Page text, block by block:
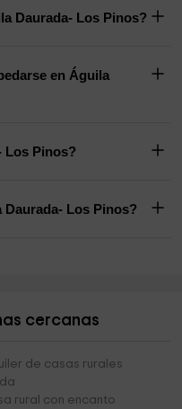
Daurada- Los Pinos?
en Águila
Los Pinos?
Daurada- Los Pinos?
cercanas
de casas rurales
rural con encanto